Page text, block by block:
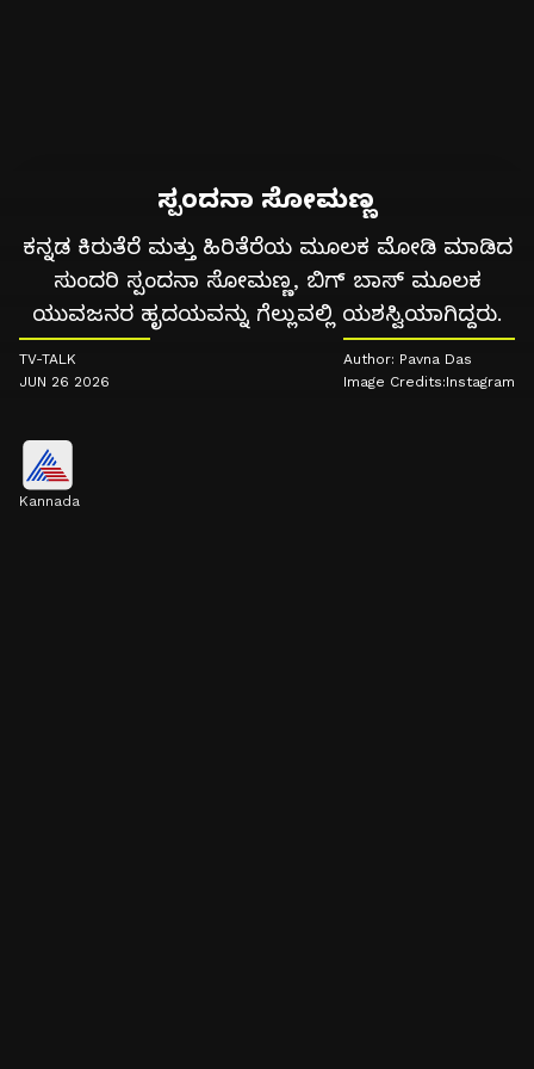
ಸ್ಪಂದನಾ ಸೋಮಣ್ಣ
ಕನ್ನಡ ಕಿರುತೆರೆ ಮತ್ತು ಹಿರಿತೆರೆಯ ಮೂಲಕ ಮೋಡಿ ಮಾಡಿದ
ಸುಂದರಿ ಸ್ಪಂದನಾ ಸೋಮಣ್ಣ, ಬಿಗ್ ಬಾಸ್ ಮೂಲಕ
ಯುವಜನರ ಹೃದಯವನ್ನು ಗೆಲ್ಲುವಲ್ಲಿ ಯಶಸ್ವಿಯಾಗಿದ್ದರು.
TV-TALK
JUN 26 2026
Author: Pavna Das
Image Credits:Instagram
Kannada